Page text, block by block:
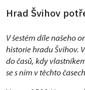
Hrad Švihov
V šestém díle našeho
historie hradu Švihov.
do časů, kdy
se s ním v těchto